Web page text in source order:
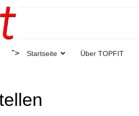
"> Startseite Über TOPFIT